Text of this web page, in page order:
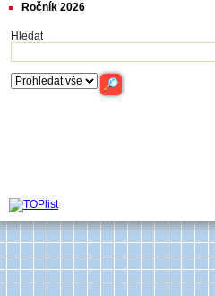
Ročník 2026
Hledat